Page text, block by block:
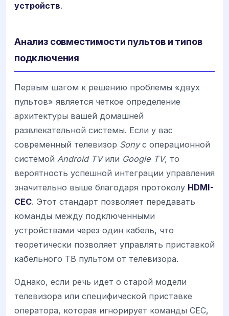
устройств.
Анализ совместимости пультов и типов
подключения
Первым шагом к решению проблемы «двух
пультов» является четкое определение
архитектуры вашей домашней
развлекательной системы. Если у вас
современный телевизор Sonyс операционной
системой Android TVили Google TV, то
вероятность успешной интеграции управления
значительно выше благодаря протоколу HDMI-
CEC. Этот стандарт позволяет передавать
команды между подключенными
устройствами через один кабель, что
теоретически позволяет управлять приставкой
кабельного ТВ пультом от телевизора.
Однако, если речь идет о старой модели
телевизора или специфической приставке
оператора, которая игнорирует команды CEC,